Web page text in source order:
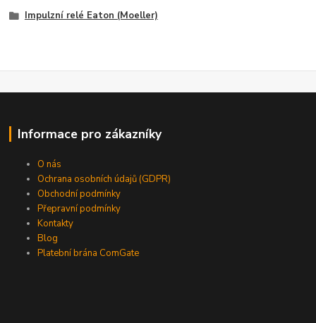
Impulzní relé Eaton (Moeller)
Informace pro zákazníky
O nás
Ochrana osobních údajů (GDPR)
Obchodní podmínky
Přepravní podmínky
Kontakty
Blog
Platební brána ComGate